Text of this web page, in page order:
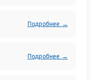
Подробнее →
Подробнее →